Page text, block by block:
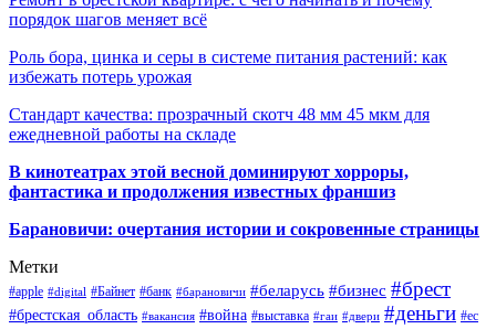
порядок шагов меняет всё
Роль бора, цинка и серы в системе питания растений: как
избежать потерь урожая
Стандарт качества: прозрачный скотч 48 мм 45 мкм для
ежедневной работы на складе
В кинотеатрах этой весной доминируют хорроры,
фантастика и продолжения известных франшиз
Барановичи: очертания истории и сокровенные страницы
Метки
#apple #digital #Байнет #банк #барановичи #беларусь #бизнес #брест
#брестская_область #вакансия #война #выставка #гаи #двери #деньги #ес